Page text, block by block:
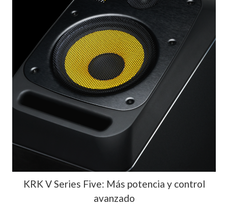
KRK V Series Five: Más potencia y control
avanzado